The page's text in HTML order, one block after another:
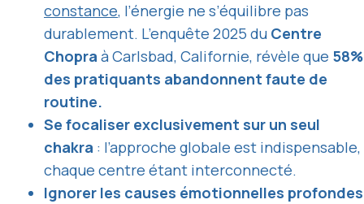
constance, l’énergie ne s’équilibre pas
durablement. L’enquête 2025 du Centre
Chopra à Carlsbad, Californie, révèle que 58%
des pratiquants abandonnent faute de
routine.
Se focaliser exclusivement sur un seul
chakra : l’approche globale est indispensable,
chaque centre étant interconnecté.
Ignorer les causes émotionnelles profondes